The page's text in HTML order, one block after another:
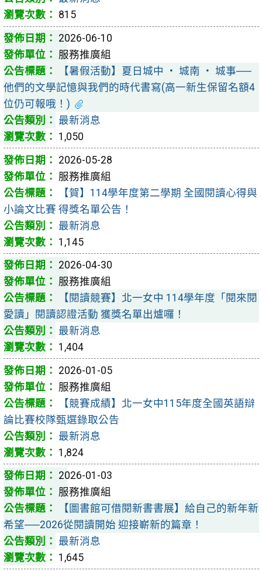
815
2026-06-10
服務推廣組
【暑假活動】夏日城中 ‧ 城南 ‧ 城事──
他們的文學記憶與我們的時代書寫(高一新生保留名額4
位仍可報哦！)
最新消息
1,050
2026-05-28
服務推廣組
【賀】114學年度第二學期 全國閱讀心得與
小論文比賽 得獎名單公告！
最新消息
1,145
2026-04-30
服務推廣組
【閱讀競賽】北一女中 114學年度「閱來閱
愛讀」閱讀認證活動 獲獎名單出爐囉！
最新消息
1,404
2026-01-05
服務推廣組
【競賽成績】北一女中115年度全國英語辯
論比賽校隊甄選錄取公告
最新消息
1,824
2026-01-03
服務推廣組
【圖書館可借閱新書書展】給自己的新年新
希望──2026從閱讀開始 迎接嶄新的篇章！
最新消息
1,645